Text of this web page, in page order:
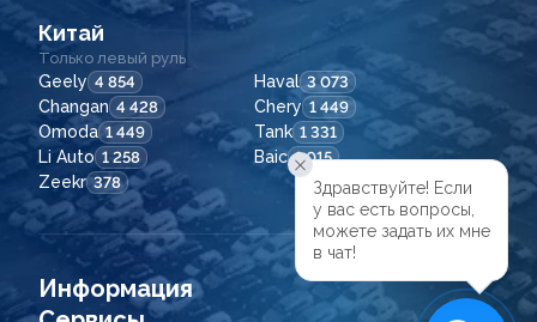
Китай
Только левый руль
Geely 4 854 Haval 3 073
Changan 4 428 Chery 1 449
Omoda 1 449 Tank 1 331
Li Auto 1 258 Baic 1 015
Zeekr 378
Информация
Здравствуйте! Если
у вас есть вопросы,
можете задать их мне
в чат!